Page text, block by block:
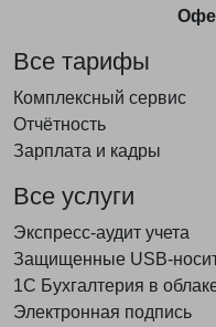
Все тарифы
Комплексный сервис
Отчётность
Зарплата и кадры
Все услуги
Экспресс-аудит учета
Защищенные USB-
1С Бухгалтерия в
Электронная подпись